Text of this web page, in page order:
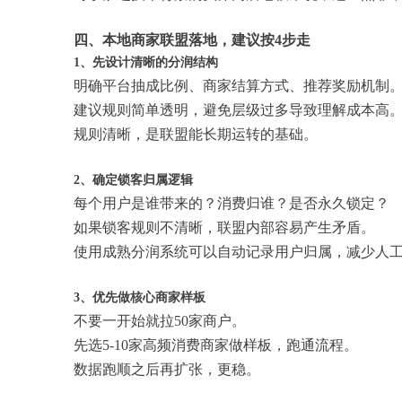
四、本地商家联盟落地，建议按4步走
1、先设计清晰的分润结构
明确平台抽成比例、商家结算方式、推荐奖励机制。
建议规则简单透明，避免层级过多导致理解成本高。
规则清晰，是联盟能长期运转的基础。
2、确定锁客归属逻辑
每个用户是谁带来的？消费归谁？是否永久锁定？
如果锁客规则不清晰，联盟内部容易产生矛盾。
使用成熟分润系统可以自动记录用户归属，减少人工
3、优先做核心商家样板
不要一开始就拉50家商户。
先选5-10家高频消费商家做样板，跑通流程。
数据跑顺之后再扩张，更稳。